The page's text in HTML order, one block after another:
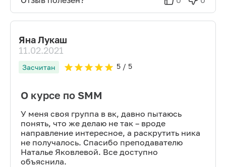
Яна Лукаш
11.02.2021
Засчитан 5/ 5
О курсе по SMM
У меня своя группа в вк, давно пытаюсь
понять, что же делаю не так – вроде
направление интересное, а раскрутить ника
не получалось. Спасибо преподавателю
Наталье Яковлевой. Все доступно
объяснила.